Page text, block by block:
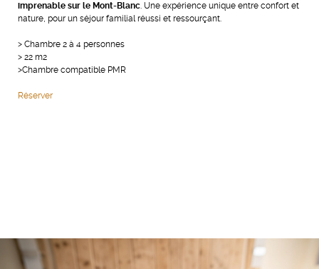
imprenable sur le Mont-Blanc. Une expérience unique entre confort et
nature, pour un séjour familial réussi et ressourçant.
> Chambre 2 à 4 personnes
> 22 m2
>Chambre compatible PMR
Réserver